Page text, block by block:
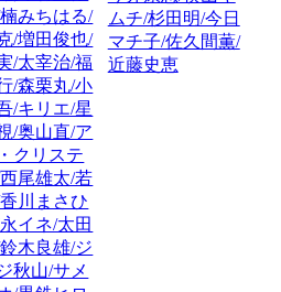
みちはる/
/増田俊也/
/太宰治/福
/森栗丸/小
/キリエ/星
/奥山直/ア
クリステ
尾雄太/若
川まさひ
イネ/太田
木良雄/ジ
秋山/サメ
ムチ/杉田明/今日
マチ子/佐久間薫/
近藤史恵